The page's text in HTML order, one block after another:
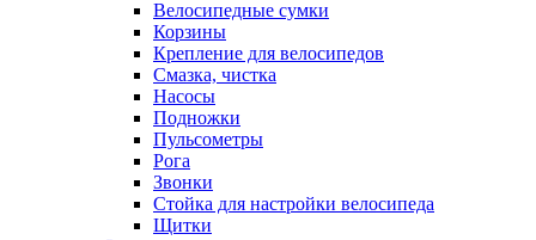
Велосипедные сумки
Корзины
Крепление для велосипедов
Смазка, чистка
Насосы
Подножки
Пульсометры
Рога
Звонки
Стойка для настройки велосипеда
Щитки